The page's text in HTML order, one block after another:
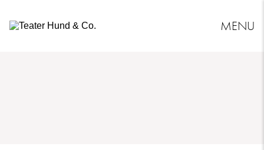
Teater
MENU